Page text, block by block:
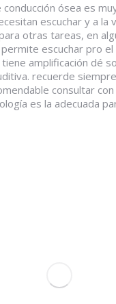
ósea es
escuchar y a la
otras tareas, en
permite escuchar pro
amplificación dé
recuerde
consultar
es la adecuada